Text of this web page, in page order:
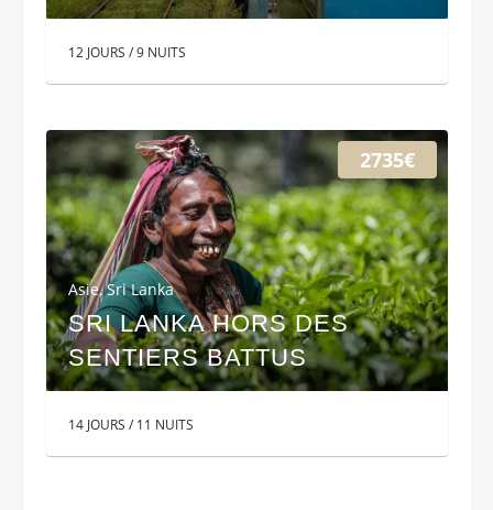
12 JOURS / 9 NUITS
2735€
Asie,Sri Lanka
SRI LANKA HORS DES
SENTIERS BATTUS
14 JOURS / 11 NUITS